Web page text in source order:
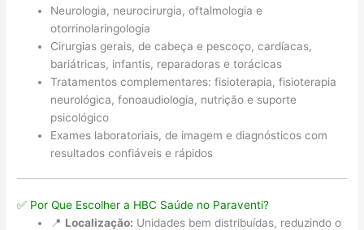
Neurologia, neurocirurgia, oftalmologia e
otorrinolaringologia
Cirurgias gerais, de cabeça e pescoço, cardíacas,
bariátricas, infantis, reparadoras e torácicas
Tratamentos complementares: fisioterapia, fisioterapia
neurológica, fonoaudiologia, nutrição e suporte
psicológico
Exames laboratoriais, de imagem e diagnósticos com
resultados confiáveis e rápidos
✅ Por Que Escolher a HBC Saúde no Paraventi?
📍 Localização: Unidades bem distribuídas, reduzindo o